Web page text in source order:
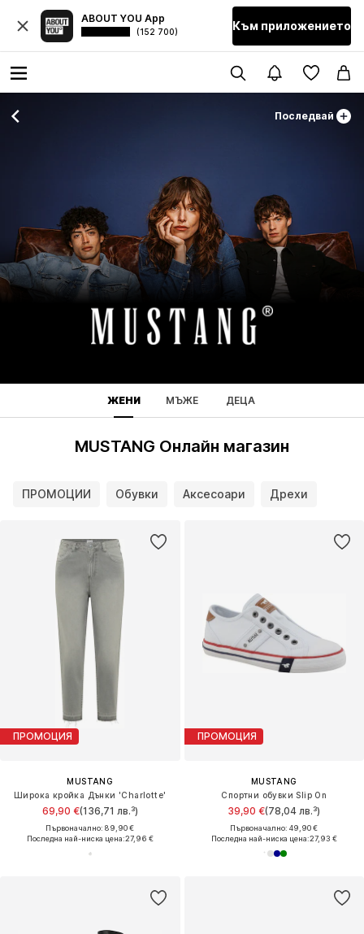
ABOUT YOU App
(152 700) Към приложението
Последвай
ЖЕНИ МЪЖЕ ДЕЦА
MUSTANG Онлайн магазин
ПРОМОЦИИ Обувки Аксесоари Дрехи
ПРОМОЦИЯ
MUSTANG
Широка кройка Дънки 'Charlotte'
69,90 €(136,71 лв.³)
Първоначално: 89,90 €
Последна най-ниска цена:27,96 €
ПРОМОЦИЯ
MUSTANG
Спортни обувки Slip On
39,90 €(78,04 лв.³)
Първоначално: 49,90 €
Последна най-ниска цена:27,93 €